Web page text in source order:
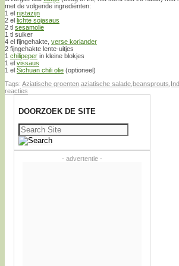
met de volgende ingrediënten:
1 el rijstazijn
2 el lichte sojasaus
2 tl sesamolie
1 tl suiker
4 el fijngehakte, verse koriander
2 fijngehakte lente-uitjes
1 chilipeper in kleine blokjes
1 el vissaus
1 el Sichuan chili olie (optioneel)
Tags: Aziatische groenten aziatische salade beansprouts
reacties
DOORZOEK DE SITE
Zoeken
naar:
- advertentie -